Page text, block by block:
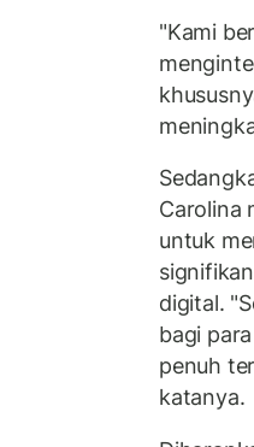
"Kami
Carolina
untuk
digital.
bagi
penuh
katanya.